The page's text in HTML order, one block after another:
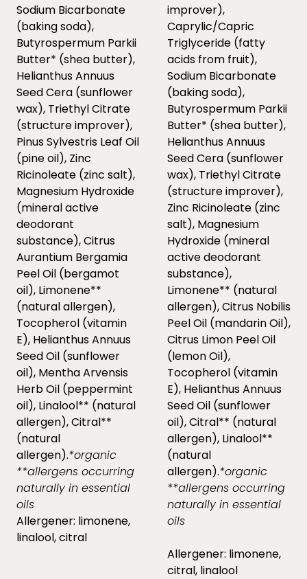
Sodium Bicarbonate
(baking soda),
Butyrospermum Parkii
Butter* (shea butter),
Helianthus Annuus
Seed Cera (sunflower
wax), Triethyl Citrate
(structure improver),
Pinus Sylvestris Leaf Oil
(pine oil), Zinc
Ricinoleate (zinc salt),
Magnesium Hydroxide
(mineral active
deodorant
substance), Citrus
Aurantium Bergamia
Peel Oil (bergamot
oil), Limonene**
(natural allergen),
Tocopherol (vitamin
E), Helianthus Annuus
Seed Oil (sunflower
oil), Mentha Arvensis
Herb Oil (peppermint
oil), Linalool** (natural
allergen), Citral**
(natural
allergen).*organic
**allergens occurring
naturally in essential
oils
Allergener: limonene,
linalool, citral
improver),
Caprylic/Capric
Triglyceride (fatty
acids from fruit),
Sodium Bicarbonate
(baking soda),
Butyrospermum Parkii
Butter* (shea butter),
Helianthus Annuus
Seed Cera (sunflower
wax), Triethyl Citrate
(structure improver),
Zinc Ricinoleate (zinc
salt), Magnesium
Hydroxide (mineral
active deodorant
substance),
Limonene** (natural
allergen), Citrus Nobilis
Peel Oil (mandarin Oil),
Citrus Limon Peel Oil
(lemon Oil),
Tocopherol (vitamin
E), Helianthus Annuus
Seed Oil (sunflower
oil), Citral** (natural
allergen), Linalool**
(natural
allergen).*organic
**allergens occurring
naturally in essential
oils
Allergener: limonene,
citral, linalool